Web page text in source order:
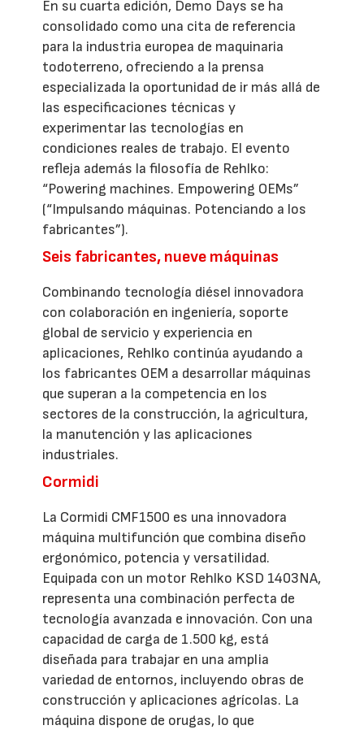
En su cuarta edición, Demo Days se ha
consolidado como una cita de referencia
para la industria europea de maquinaria
todoterreno, ofreciendo a la prensa
especializada la oportunidad de ir más allá de
las especificaciones técnicas y
experimentar las tecnologías en
condiciones reales de trabajo. El evento
refleja además la filosofía de Rehlko:
“Powering machines. Empowering OEMs”
(“Impulsando máquinas. Potenciando a los
fabricantes”).
Seis fabricantes, nueve máquinas
Combinando tecnología diésel innovadora
con colaboración en ingeniería, soporte
global de servicio y experiencia en
aplicaciones, Rehlko continúa ayudando a
los fabricantes OEM a desarrollar máquinas
que superan a la competencia en los
sectores de la construcción, la agricultura,
la manutención y las aplicaciones
industriales.
Cormidi
La Cormidi CMF1500 es una innovadora
máquina multifunción que combina diseño
ergonómico, potencia y versatilidad.
Equipada con un motor Rehlko KSD 1403NA,
representa una combinación perfecta de
tecnología avanzada e innovación. Con una
capacidad de carga de 1.500 kg, está
diseñada para trabajar en una amplia
variedad de entornos, incluyendo obras de
construcción y aplicaciones agrícolas. La
máquina dispone de orugas, lo que